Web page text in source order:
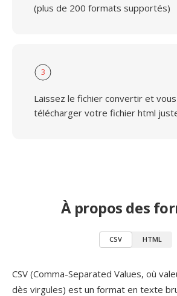
(plus de 200 formats supportés)
3
Laissez le fichier convertir et
télécharger votre fichier html
À propos des
CSV HTML
CSV (Comma-Separated Values, où
dès virgules) est un format en texte